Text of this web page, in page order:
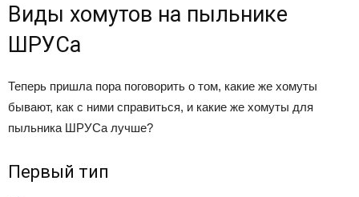
Виды хомутов на пыльнике
ШРУСа
Теперь пришла пора поговорить о том, какие же хомуты
бывают, как с ними справиться, и какие же хомуты для
пыльника ШРУСа лучше?
Первый тип